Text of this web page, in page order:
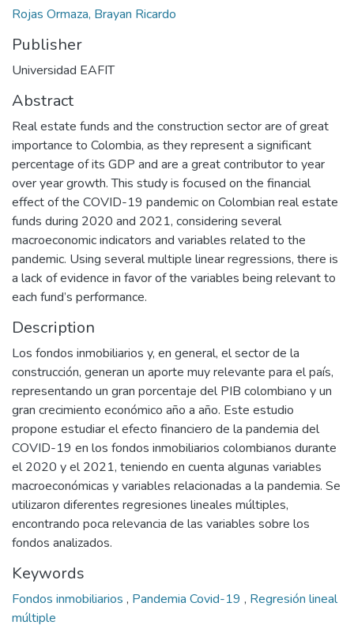
Rojas Ormaza, Brayan Ricardo
Publisher
Universidad EAFIT
Abstract
Real estate funds and the construction sector are of great
importance to Colombia, as they represent a significant
percentage of its GDP and are a great contributor to year
over year growth. This study is focused on the financial
effect of the COVID-19 pandemic on Colombian real estate
funds during 2020 and 2021, considering several
macroeconomic indicators and variables related to the
pandemic. Using several multiple linear regressions, there is
a lack of evidence in favor of the variables being relevant to
each fund’s performance.
Description
Los fondos inmobiliarios y, en general, el sector de la
construcción, generan un aporte muy relevante para el país,
representando un gran porcentaje del PIB colombiano y un
gran crecimiento económico año a año. Este estudio
propone estudiar el efecto financiero de la pandemia del
COVID-19 en los fondos inmobiliarios colombianos durante
el 2020 y el 2021, teniendo en cuenta algunas variables
macroeconómicas y variables relacionadas a la pandemia. Se
utilizaron diferentes regresiones lineales múltiples,
encontrando poca relevancia de las variables sobre los
fondos analizados.
Keywords
Fondos inmobiliarios , Pandemia Covid-19 , Regresión lineal
múltiple